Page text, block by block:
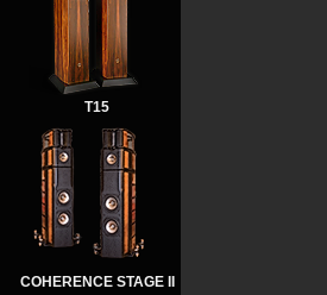
T15
COHERENCE STAGE II